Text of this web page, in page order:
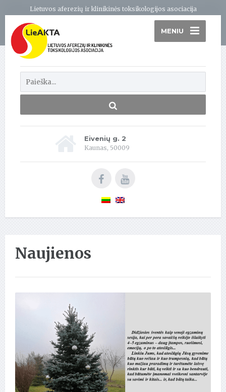
Lietuvos aferezių ir klinikinės toksikologijos asociacija
MENIU
Eivenių g. 2
Kaunas, 50009
Naujienos